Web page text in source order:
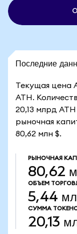
Последние
Текущая цена
ATH.
20,13 млрд
рыночная
80,62 млн $.
РЫНОЧНАЯ
80,62
ОБЪЕМ
5,44
СУММА
20,13